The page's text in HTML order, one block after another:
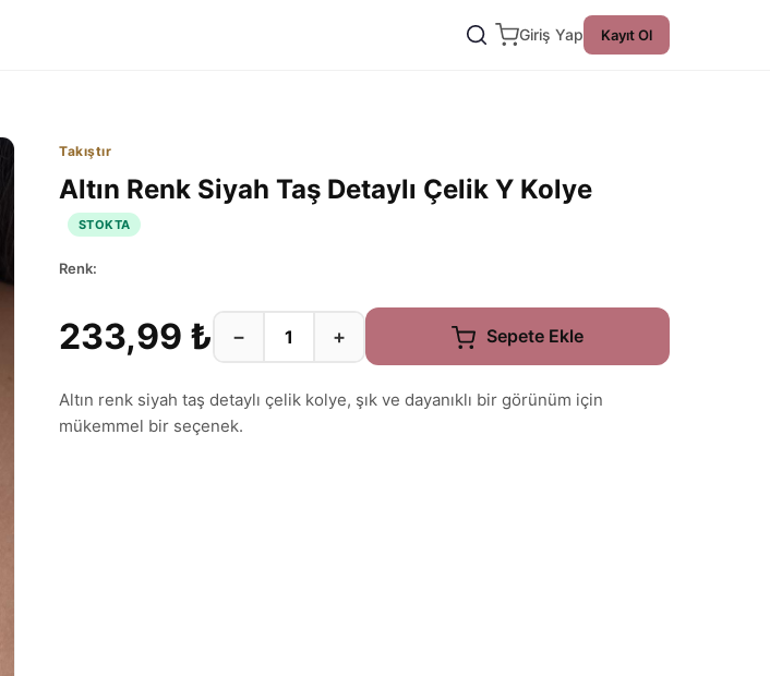
Giriş Yap Kayıt Ol
Takıştır
Altın Renk Siyah Taş Detaylı Çelik Y Kolye
STOKTA
Renk:
233,99 ₺ − + Sepete Ekle
Altın renk siyah taş detaylı çelik kolye, şık ve dayanıklı bir görünüm için
mükemmel bir seçenek.